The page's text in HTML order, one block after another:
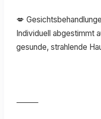
💋
Individuell abgestimmt
gesunde, strahlende
⸻